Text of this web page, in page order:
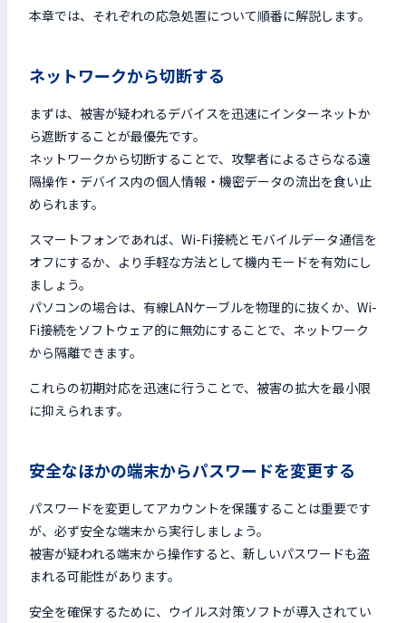
本章では、それぞれの応急処置について順番に解説します。
ネットワークから切断する
まずは、被害が疑われるデバイスを迅速にインターネットか
ら遮断することが最優先です。
ネットワークから切断することで、攻撃者によるさらなる遠
隔操作・デバイス内の個人情報・機密データの流出を食い止
められます。
スマートフォンであれば、Wi-Fi接続とモバイルデータ通信を
オフにするか、より手軽な方法として機内モードを有効にし
ましょう。
パソコンの場合は、有線LANケーブルを物理的に抜くか、Wi-
Fi接続をソフトウェア的に無効にすることで、ネットワーク
から隔離できます。
これらの初期対応を迅速に行うことで、被害の拡大を最小限
に抑えられます。
安全なほかの端末からパスワードを変更する
パスワードを変更してアカウントを保護することは重要です
が、必ず安全な端末から実行しましょう。
被害が疑われる端末から操作すると、新しいパスワードも盗
まれる可能性があります。
安全を確保するために、ウイルス対策ソフトが導入されてい